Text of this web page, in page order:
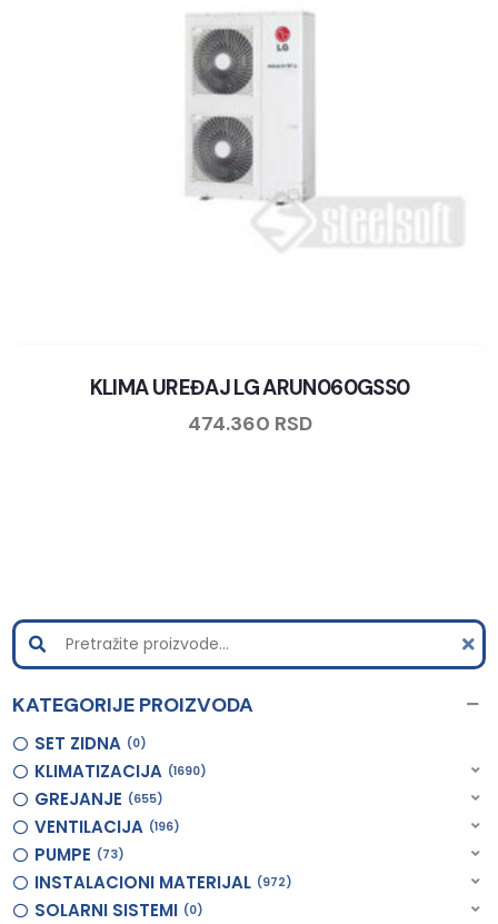
KLIMA UREĐAJ LG ARUN060GSS0
474.360 RSD
KATEGORIJE PROIZVODA
SET ZIDNA 0
KLIMATIZACIJA 1690
GREJANJE 655
VENTILACIJA 196
PUMPE 73
INSTALACIONI MATERIJAL 972
SOLARNI SISTEMI 0